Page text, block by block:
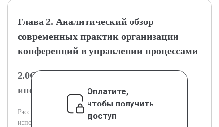
Глава 2. Аналитический обзор
современных практик организации
конференций в управлении процессами
2.0Обзор существующих методик и
инструментов
Рассматриваются методики и инструменты, широко
используемые при организации конференций.
Оплатите,
чтобы получить
доступ